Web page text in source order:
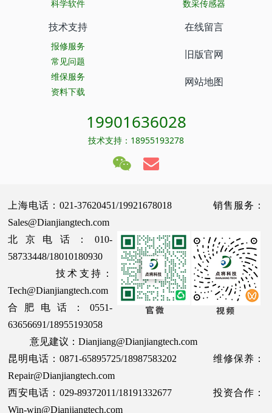
科学软件
数采传感器
技术支持
报修服务
常见问题
维保服务
资料下载
在线留言
旧版官网
网站地图
19901636028
技术支持：18955193278
上海电话：021-37620451/19921678018 销售服务：
Sales@Dianjiangtech.com
北京电话：010-
58733448/18010180930
技术支持：
Tech@Dianjiangtech.com
合肥电话：0551-
63656691/18955193058
意见建议：Dianjiang@Dianjiangtech.com
昆明电话：0871-65895725/18987583202 维修保养：
Repair@Dianjiangtech.com
西安电话：029-89372011/18191332677 投资合作：
Win-win@Dianjiangtech.com